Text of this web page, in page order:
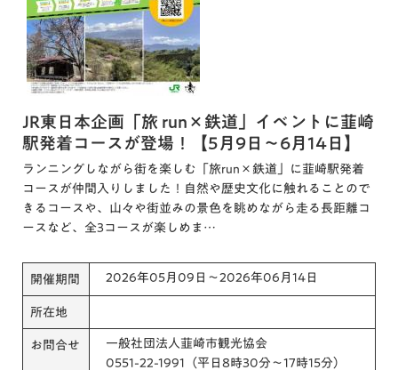
JR東日本企画「旅 run×鉄道」イベントに韮崎
駅発着コースが登場！【5月9日～6月14日】
ランニングしながら街を楽しむ「旅run×鉄道」に韮崎駅発着
コースが仲間入りしました！自然や歴史文化に触れることので
きるコースや、山々や街並みの景色を眺めながら走る長距離コ
ースなど、全3コースが楽しめま…
開催期間 2026年05月09日～2026年06月14日
所在地
お問合せ
一般社団法人韮崎市観光協会
0551-22-1991（平日8時30分～17時15分）